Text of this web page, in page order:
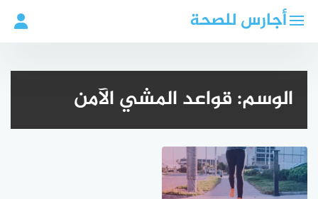
أجارس للصحة
الوسم:قواعد المشي الآمن